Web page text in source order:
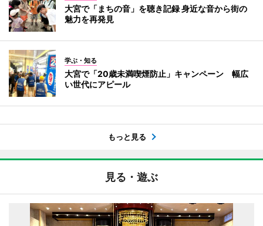
大宮で「まちの音」を聴き記録 身近な音から街の
魅力を再発見
学ぶ・知る
大宮で「20歳未満喫煙防止」キャンペーン 幅広
い世代にアピール
もっと見る
見る・遊ぶ